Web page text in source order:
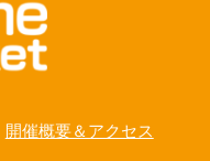
開催概要＆アクセス